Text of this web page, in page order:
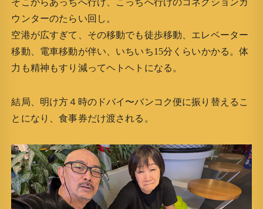
ウンターのたらい回し。
空港が広すぎて、その移動でも徒歩移動、エレベーター
移動、電車移動が伴い、いちいち15分くらいかかる。体
力も精神もすり減ってヘトヘトになる。
結局、明け方４時のドバイ〜バンコク便に振り替えるこ
とになり、食事券だけ渡される。